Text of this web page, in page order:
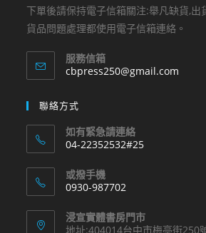
下單後請保持電子信箱關注:舉凡缺貨,出
貨品問題處理都使用電子信箱連絡。
服務信箱
cbpress250@gmail.com
聯絡方式
如有緊急請連絡
04-22352532#25
in
your
application
或撥手機
0930-987702
in
浸宣實體書房門市
地址:404014台中市梅亭街250